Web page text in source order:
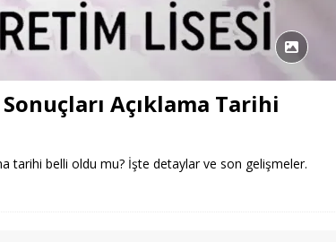
Açıklama Tarihi
tarihi belli oldu mu? İşte detaylar ve son gelişmeler.